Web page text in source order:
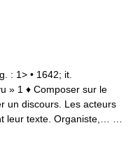
: 1> • 1642; it.
» 1 ♦ Composer sur le
un discours. Les acteurs
leur texte. Organiste,… …